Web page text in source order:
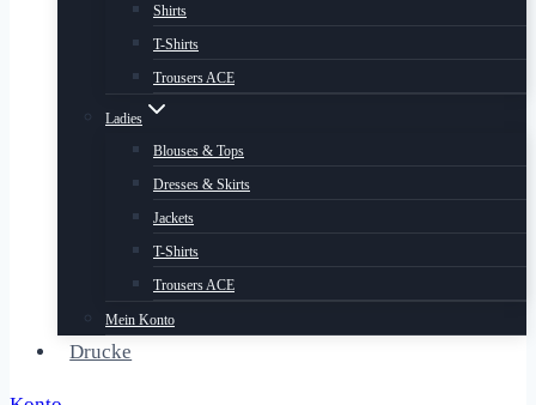
Shirts
T-Shirts
Trousers ACE
Ladies
Blouses & Tops
Dresses & Skirts
Jackets
T-Shirts
Trousers ACE
Mein Konto
Drucke